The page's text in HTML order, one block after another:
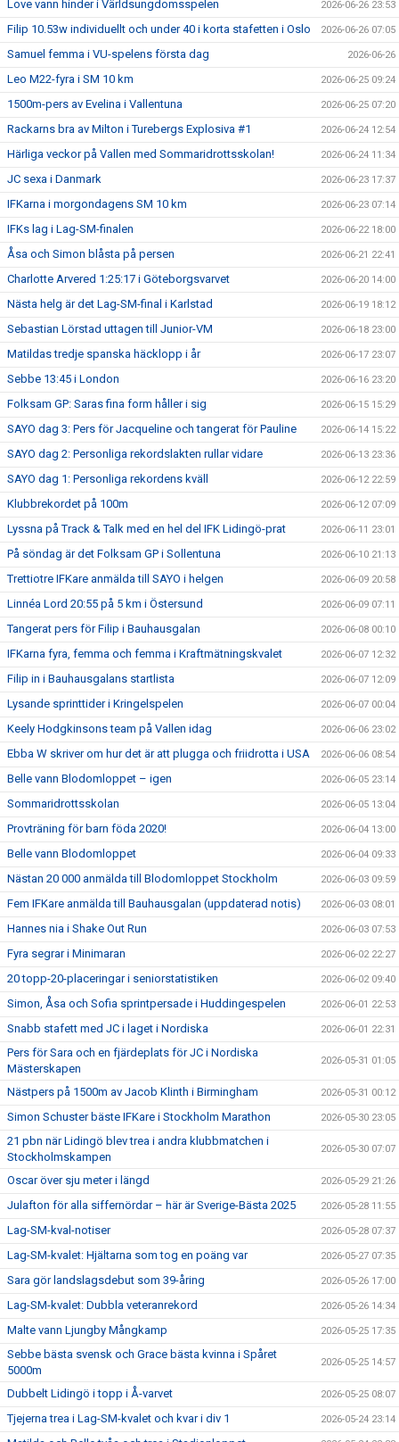
Love vann hinder i Världsungdomsspelen 2026-06-26 23:53
Filip 10.53w individuellt och under 40 i korta stafetten i Oslo 2026-06-26 07:05
Samuel femma i VU-spelens första dag 2026-06-26
Leo M22-fyra i SM 10 km 2026-06-25 09:24
1500m-pers av Evelina i Vallentuna 2026-06-25 07:20
Rackarns bra av Milton i Turebergs Explosiva #1 2026-06-24 12:54
Härliga veckor på Vallen med Sommaridrottsskolan! 2026-06-24 11:34
JC sexa i Danmark 2026-06-23 17:37
IFKarna i morgondagens SM 10 km 2026-06-23 07:14
IFKs lag i Lag-SM-finalen 2026-06-22 18:00
Åsa och Simon blåsta på persen 2026-06-21 22:41
Charlotte Arvered 1:25:17 i Göteborgsvarvet 2026-06-20 14:00
Nästa helg är det Lag-SM-final i Karlstad 2026-06-19 18:12
Sebastian Lörstad uttagen till Junior-VM 2026-06-18 23:00
Matildas tredje spanska häcklopp i år 2026-06-17 23:07
Sebbe 13:45 i London 2026-06-16 23:20
Folksam GP: Saras fina form håller i sig 2026-06-15 15:29
SAYO dag 3: Pers för Jacqueline och tangerat för Pauline 2026-06-14 15:22
SAYO dag 2: Personliga rekordslakten rullar vidare 2026-06-13 23:36
SAYO dag 1: Personliga rekordens kväll 2026-06-12 22:59
Klubbrekordet på 100m 2026-06-12 07:09
Lyssna på Track & Talk med en hel del IFK Lidingö-prat 2026-06-11 23:01
På söndag är det Folksam GP i Sollentuna 2026-06-10 21:13
Trettiotre IFKare anmälda till SAYO i helgen 2026-06-09 20:58
Linnéa Lord 20:55 på 5 km i Östersund 2026-06-09 07:11
Tangerat pers för Filip i Bauhausgalan 2026-06-08 00:10
IFKarna fyra, femma och femma i Kraftmätningskvalet 2026-06-07 12:32
Filip in i Bauhausgalans startlista 2026-06-07 12:09
Lysande sprinttider i Kringelspelen 2026-06-07 00:04
Keely Hodgkinsons team på Vallen idag 2026-06-06 23:02
Ebba W skriver om hur det är att plugga och friidrotta i USA 2026-06-06 08:54
Belle vann Blodomloppet – igen 2026-06-05 23:14
Sommaridrottsskolan 2026-06-05 13:04
Provträning för barn föda 2020! 2026-06-04 13:00
Belle vann Blodomloppet 2026-06-04 09:33
Nästan 20 000 anmälda till Blodomloppet Stockholm 2026-06-03 09:59
Fem IFKare anmälda till Bauhausgalan (uppdaterad notis) 2026-06-03 08:01
Hannes nia i Shake Out Run 2026-06-03 07:53
Fyra segrar i Minimaran 2026-06-02 22:27
20 topp-20-placeringar i seniorstatistiken 2026-06-02 09:40
Simon, Åsa och Sofia sprintpersade i Huddingespelen 2026-06-01 22:53
Snabb stafett med JC i laget i Nordiska 2026-06-01 22:31
Pers för Sara och en fjärdeplats för JC i Nordiska
Mästerskapen
2026-05-31 01:05
Nästpers på 1500m av Jacob Klinth i Birmingham 2026-05-31 00:12
Simon Schuster bäste IFKare i Stockholm Marathon 2026-05-30 23:05
21 pbn när Lidingö blev trea i andra klubbmatchen i
Stockholmskampen
2026-05-30 07:07
Oscar över sju meter i längd 2026-05-29 21:26
Julafton för alla siffernördar – här är Sverige-Bästa 2025 2026-05-28 11:55
Lag-SM-kval-notiser 2026-05-28 07:37
Lag-SM-kvalet: Hjältarna som tog en poäng var 2026-05-27 07:35
Sara gör landslagsdebut som 39-åring 2026-05-26 17:00
Lag-SM-kvalet: Dubbla veteranrekord 2026-05-26 14:34
Malte vann Ljungby Mångkamp 2026-05-25 17:35
Sebbe bästa svensk och Grace bästa kvinna i Spåret
5000m
2026-05-25 14:57
Dubbelt Lidingö i topp i Å-varvet 2026-05-25 08:07
Tjejerna trea i Lag-SM-kvalet och kvar i div 1 2026-05-24 23:14